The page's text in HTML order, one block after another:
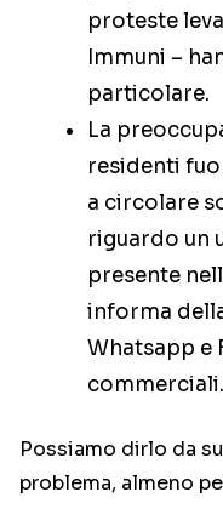
proteste
Immuni –
particolare.
La
residenti
a circolare
riguardo un
presente
informa
Whatsapp e
commerciali.
Possiamo dirlo da
problema, almeno